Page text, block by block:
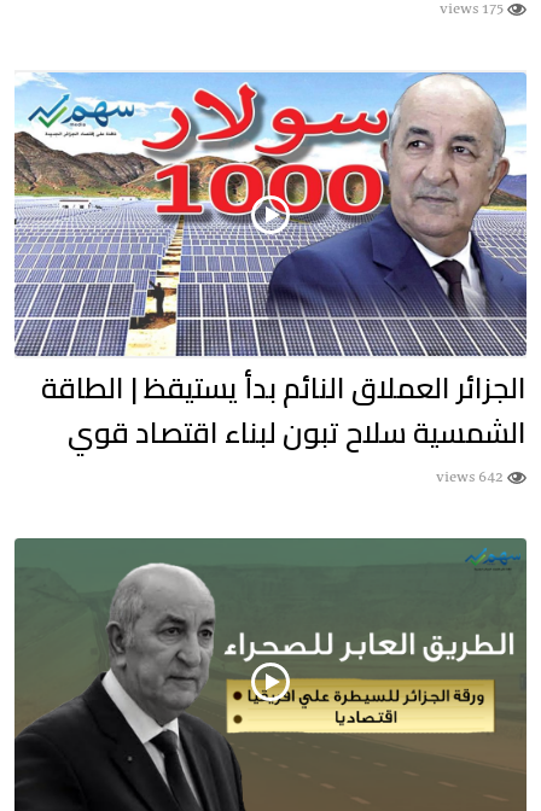
175 views
الجزائر العملاق النائم بدأ يستيقظ | الطاقة
الشمسية سلاح تبون لبناء اقتصاد قوي
642 views